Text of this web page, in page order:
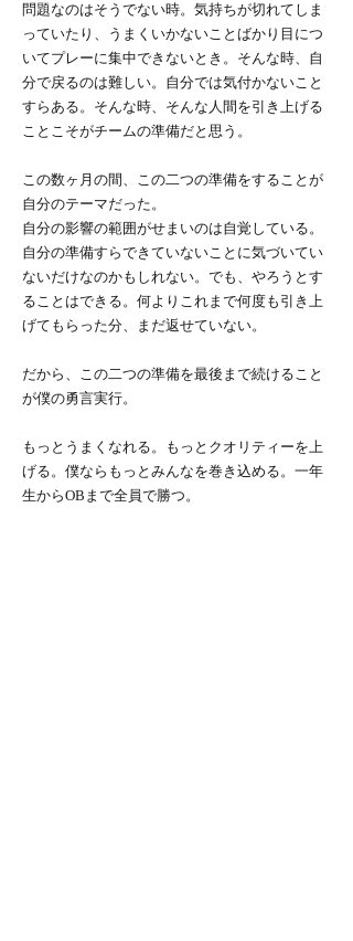
問題なのはそうでない時。気持ちが切れてしま
っていたり、うまくいかないことばかり目につ
いてプレーに集中できないとき。そんな時、自
分で戻るのは難しい。自分では気付かないこと
すらある。そんな時、そんな人間を引き上げる
ことこそがチームの準備だと思う。
この数ヶ月の間、この二つの準備をすることが
自分のテーマだった。
自分の影響の範囲がせまいのは自覚している。
自分の準備すらできていないことに気づいてい
ないだけなのかもしれない。でも、やろうとす
ることはできる。何よりこれまで何度も引き上
げてもらった分、まだ返せていない。
だから、この二つの準備を最後まで続けること
が僕の勇言実行。
もっとうまくなれる。もっとクオリティーを上
げる。僕ならもっとみんなを巻き込める。一年
生からOBまで全員で勝つ。